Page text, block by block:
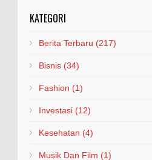
KATEGORI
Berita Terbaru (217)
Bisnis (34)
Fashion (1)
Investasi (12)
Kesehatan (4)
Musik Dan Film (1)